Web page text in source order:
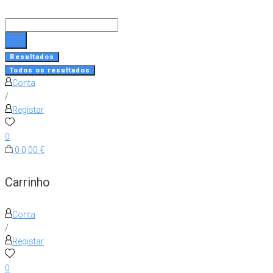
content
Resultados
Todos os resultados
Conta
/
Registar
0
0 0,00 €
Carrinho
Conta
/
Registar
0